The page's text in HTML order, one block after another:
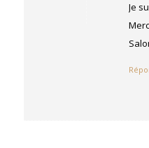
Je